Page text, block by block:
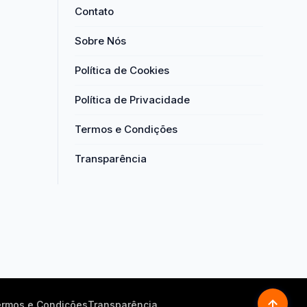
Contato
Sobre Nós
Política de Cookies
Política de Privacidade
Termos e Condições
Transparência
e CondiçõesTransparência